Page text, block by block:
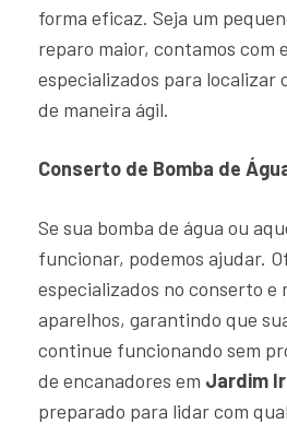
forma eficaz. Seja um
reparo maior, contamos com
especializados para localizar
de maneira ágil.
Conserto de Bomba de
Se sua bomba de água ou
funcionar, podemos ajudar.
especializados no conserto e
aparelhos, garantindo que
continue funcionando sem
de encanadores em Jardim
preparado para lidar com